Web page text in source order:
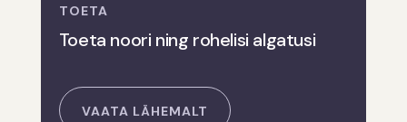
TOETA
Toeta noori ning rohelisi algatusi
VAATA LÄHEMALT